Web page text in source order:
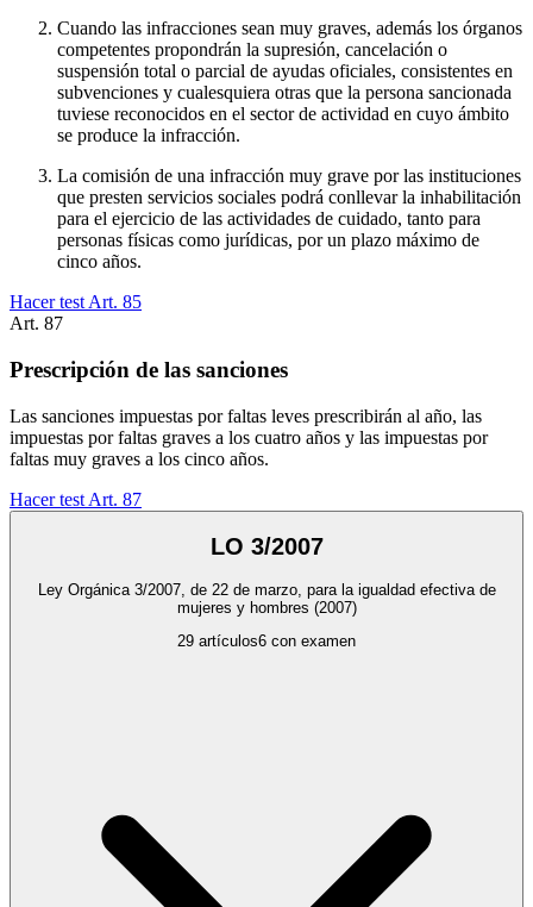
Cuando las infracciones sean muy graves, además los órganos
competentes propondrán la supresión, cancelación o
suspensión total o parcial de ayudas oficiales, consistentes en
subvenciones y cualesquiera otras que la persona sancionada
tuviese reconocidos en el sector de actividad en cuyo ámbito
se produce la infracción.
La comisión de una infracción muy grave por las instituciones
que presten servicios sociales podrá conllevar la inhabilitación
para el ejercicio de las actividades de cuidado, tanto para
personas físicas como jurídicas, por un plazo máximo de
cinco años.
Hacer test Art. 85
Art. 87
Prescripción de las sanciones
Las sanciones impuestas por faltas leves prescribirán al año, las
impuestas por faltas graves a los cuatro años y las impuestas por
faltas muy graves a los cinco años.
Hacer test Art. 87
LO 3/2007
Ley Orgánica 3/2007, de 22 de marzo, para la igualdad efectiva de
mujeres y hombres (2007)
29 artículos6 con examen